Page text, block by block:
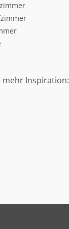
mehr Inspiration: